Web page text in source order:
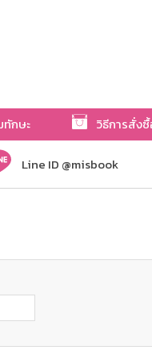
ทักษะ วิธีการสั่ง
Line ID @misbook